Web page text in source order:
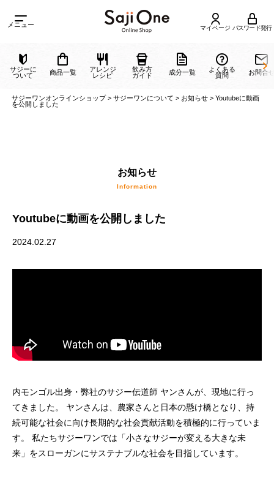
メニュー マイページ パスワード発行
サジーに アレンジ 飲み方 成分一覧 よくある
サジーワンオンラインショップ
お知らせ
Youtubeに動画を公開しました
2024.02.27
内モンゴル出身・弊社のサジー伝道師 ヤンさんが、現地に行っ
てきました。 ヤンさんは、農家さんと日本の懸け橋となり、持
続可能な社会に向け長期的な社会貢献活動を積極的に行っていま
す。 私たちサジーワンでは「小さなサジーが変える大きな未
来」をスローガンにサステナブルな社会を目指しています。